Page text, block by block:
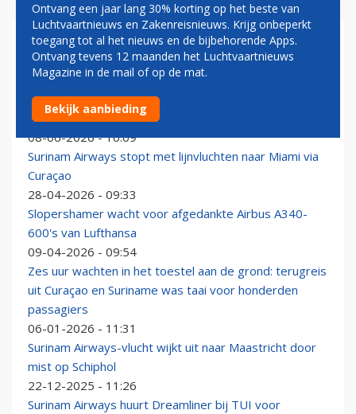
SURINAM AIRWAYS
Iraans voetbalelftal met A340 die voor Surinam
Airways naar Schiphol vliegt naar WK
08-06-2026 - 10:09
Surinam Airways stopt met lijnvluchten naar Miami via
Curaçao
28-04-2026 - 09:33
Slopershamer wacht voor afgedankte Airbus A340-
600's van Lufthansa
09-04-2026 - 09:54
Zes uur wachten in het toestel aan de grond: terugreis
uit Curaçao en Suriname was taai voor honderden
passagiers
06-01-2026 - 11:31
Surinam Airways-vlucht wijkt uit naar Maastricht door
mist op Schiphol
22-12-2025 - 11:26
Surinam Airways huurt Dreamliner bij TUI voor
Ontvang een jaar lang 30% korting op het beste van
Luchtvaartnieuws en Zakenreisnieuws. Krijg onbeperkt
toegang tot al het nieuws en de bijbehorende Apps.
Ontvang tevens 12 maanden het Luchtvaartnieuws
Magazine in de mail of op de mat.
Bekijk aanbieding